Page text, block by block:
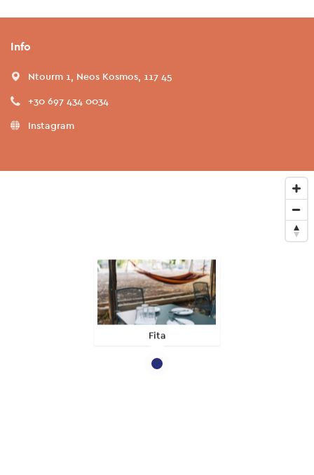
Info
Ntourm 1, Neos Kosmos, 117 45
+30 697 434 0034
Instagram
Fita